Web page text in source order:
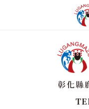
彰化縣